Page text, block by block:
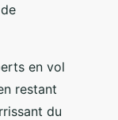
en vol
restant
du